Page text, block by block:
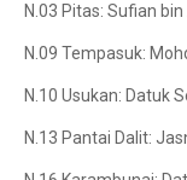
N.03 Pitas: Sufian
N.09 Tempasuk:
N.10 Usukan: Datuk
N.13 Pantai Dalit: